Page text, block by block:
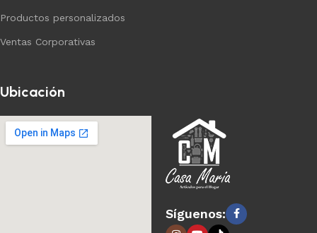
Productos personalizados
Ventas Corporativas
Ubicación
Síguenos: